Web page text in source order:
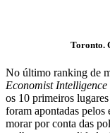
Toronto.
No último ranking de
Economist
os 10 primeiros
foram apontadas pelos
morar por conta das